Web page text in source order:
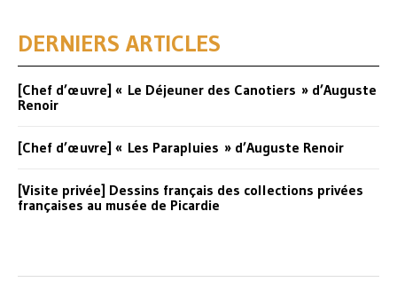
DERNIERS ARTICLES
[Chef d’œuvre] « Le Déjeuner des Canotiers » d’Auguste
Renoir
[Chef d’œuvre] « Les Parapluies » d’Auguste Renoir
[Visite privée] Dessins français des collections privées
françaises au musée de Picardie